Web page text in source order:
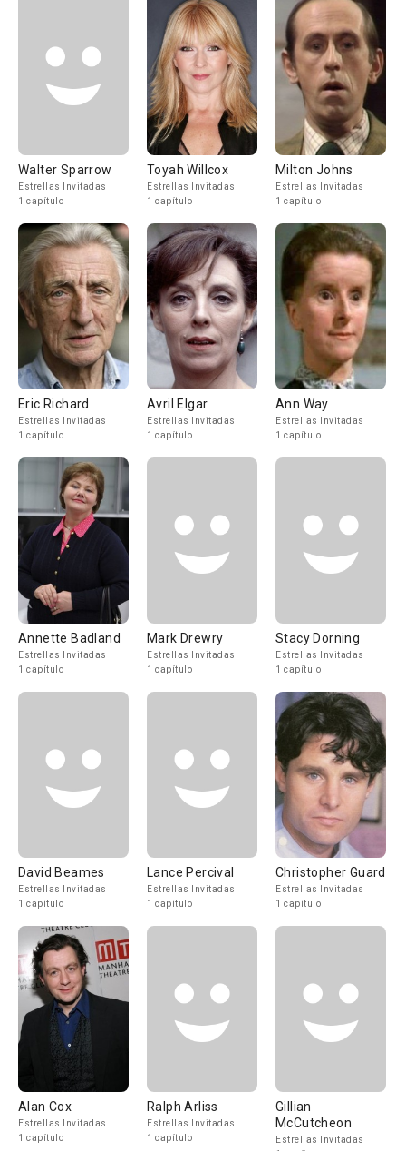
Walter Sparrow
Estrellas Invitadas
1 capítulo
Toyah Willcox
Estrellas Invitadas
1 capítulo
Milton Johns
Estrellas Invitadas
1 capítulo
Eric Richard
Estrellas Invitadas
1 capítulo
Avril Elgar
Estrellas Invitadas
1 capítulo
Ann Way
Estrellas Invitadas
1 capítulo
Annette Badland
Estrellas Invitadas
1 capítulo
Mark Drewry
Estrellas Invitadas
1 capítulo
Stacy Dorning
Estrellas Invitadas
1 capítulo
David Beames
Estrellas Invitadas
1 capítulo
Lance Percival
Estrellas Invitadas
1 capítulo
Christopher Guard
Estrellas Invitadas
1 capítulo
Alan Cox
Estrellas Invitadas
1 capítulo
Ralph Arliss
Estrellas Invitadas
1 capítulo
Gillian
McCutcheon
Estrellas Invitadas